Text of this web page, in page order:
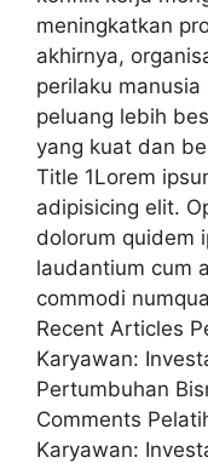
meningkatkan
akhirnya,
perilaku
peluang lebih
yang kuat dan
Title 1Lorem
adipisicing elit.
dolorum quidem
laudantium cum
commodi
Recent Articles
Karyawan:
Pertumbuhan
Comments
Karyawan: